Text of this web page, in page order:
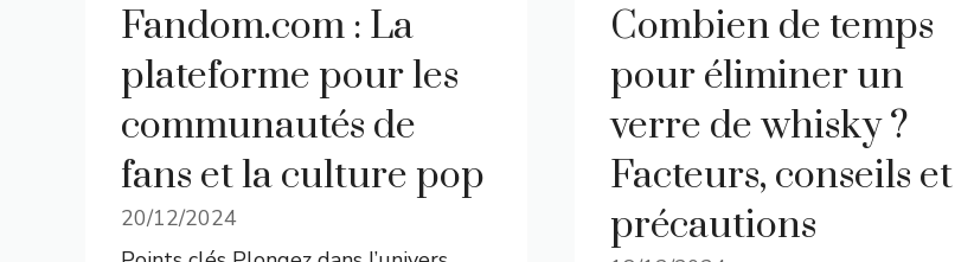
Fandom.com : La
plateforme pour les
communautés de
fans et la culture pop
20/12/2024
Combien de temps
pour éliminer un
verre de whisky ?
Facteurs, conseils et
précautions